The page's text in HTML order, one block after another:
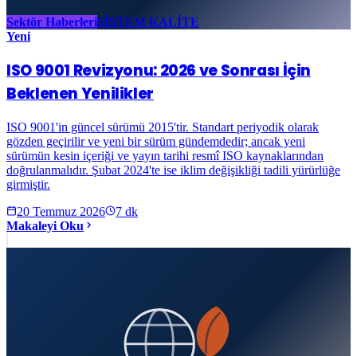
Sektör HaberleriSİSTEM KALİTE
Yeni
ISO 9001 Revizyonu: 2026 ve Sonrası İçin
Beklenen Yenilikler
ISO 9001'in güncel sürümü 2015'tir. Standart periyodik olarak
gözden geçirilir ve yeni bir sürüm gündemdedir; ancak yeni
sürümün kesin içeriği ve yayın tarihi resmî ISO kaynaklarından
doğrulanmalıdır. Şubat 2024'te ise iklim değişikliği tadili yürürlüğe
girmiştir.
20 Temmuz 2026
7 dk
Makaleyi Oku